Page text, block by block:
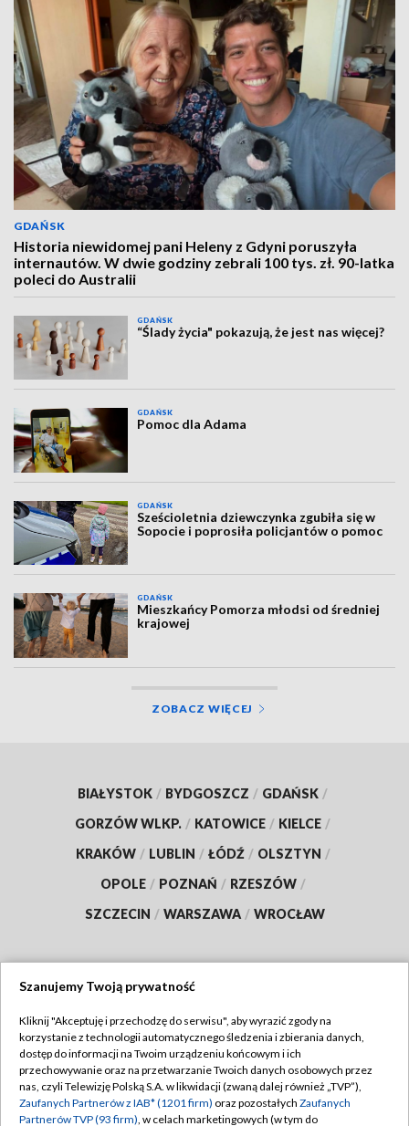
GDAŃSK
Historia niewidomej pani Heleny z Gdyni poruszyła
internautów. W dwie godziny zebrali 100 tys. zł. 90-latka
poleci do Australii
GDAŃSK
“Ślady życia" pokazują, że jest nas więcej?
GDAŃSK
Pomoc dla Adama
GDAŃSK
Sześcioletnia dziewczynka zgubiła się w
Sopocie i poprosiła policjantów o pomoc
GDAŃSK
Mieszkańcy Pomorza młodsi od średniej
krajowej
ZOBACZ WIĘCEJ
BIAŁYSTOK / BYDGOSZCZ / GDAŃSK /
GORZÓW WLKP. / KATOWICE / KIELCE /
KRAKÓW / LUBLIN / ŁÓDŹ / OLSZTYN /
OPOLE / POZNAŃ / RZESZÓW /
SZCZECIN / WARSZAWA / WROCŁAW
TVP
Abonament TVP
Emisja w TVP
Regulamin TVP
Polityka prywatności
Szanujemy Twoją prywatność
Kliknij "Akceptuję i przechodzę do serwisu", aby wyrazić zgody na
korzystanie z technologii automatycznego śledzenia i zbierania danych,
dostęp do informacji na Twoim urządzeniu końcowym i ich
przechowywanie oraz na przetwarzanie Twoich danych osobowych przez
nas, czyli Telewizję Polską S.A. w likwidacji (zwaną dalej również „TVP”),
Zaufanych Partnerów z IAB* (1201 firm) oraz pozostałych Zaufanych
Partnerów TVP (93 firm), w celach marketingowych (w tym do